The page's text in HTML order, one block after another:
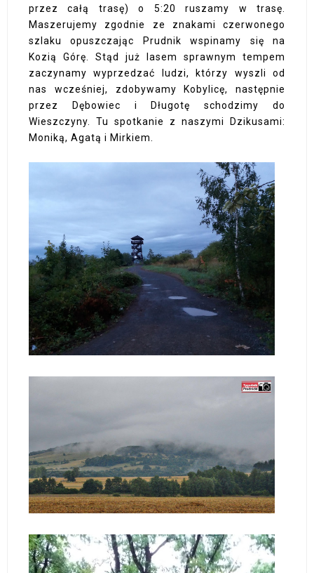
przez całą trasę) o 5:20 ruszamy w trasę.
Maszerujemy zgodnie ze znakami czerwonego
szlaku opuszczając Prudnik wspinamy się na
Kozią Górę. Stąd już lasem sprawnym tempem
zaczynamy wyprzedzać ludzi, którzy wyszli od
nas wcześniej, zdobywamy Kobylicę, następnie
przez Dębowiec i Długotę schodzimy do
Wieszczyny. Tu spotkanie z naszymi Dzikusami:
Moniką, Agatą i Mirkiem.